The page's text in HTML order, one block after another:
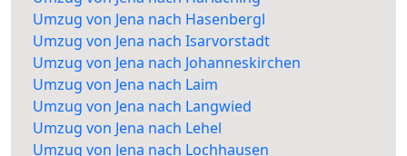
Umzug von Jena nach Hasenbergl
Umzug von Jena nach Isarvorstadt
Umzug von Jena nach Johanneskirchen
Umzug von Jena nach Laim
Umzug von Jena nach Langwied
Umzug von Jena nach Lehel
Umzug von Jena nach Lochhausen